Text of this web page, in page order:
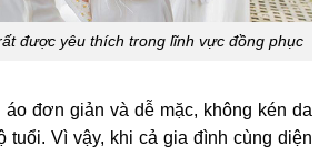
được yêu thích trong lĩnh vực đồng phục
đơn giản và dễ mặc, không kén da
tuổi. Vì vậy, khi cả gia đình cùng diện